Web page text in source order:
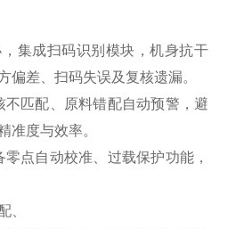
集成扫码识别模块，机身抗干
差、扫码失误及复核遗漏。
匹配、原料错配自动预警，避
准度与效率。
点自动校准、过载保护功能，
、